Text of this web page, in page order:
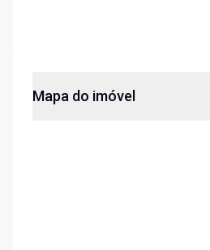
Mapa do imóvel